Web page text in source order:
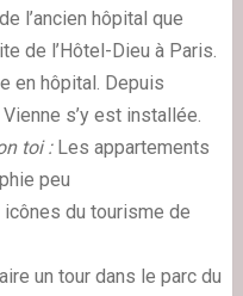
l’ancien hôpital que
de l’Hôtel-Dieu à Paris.
en hôpital. Depuis
s’y est installée.
toi :Les appartements
peu
icônes du tourisme de
un tour dans le parc du